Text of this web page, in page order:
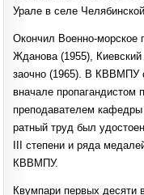
Урале в селе
Окончил Военно-морское
Жданова (1955), Киевский
заочно (1965). В КВВМПУ
вначале пропагандистом
преподавателем
ратный труд был
III степени и ряда
КВВМПУ.
Квумпари первых десяти